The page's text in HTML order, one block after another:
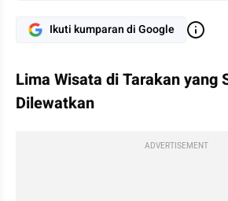
Ikuti kumparan di Google
Lima Wisata di Tarakan yang
Dilewatkan
ADVERTISEMENT